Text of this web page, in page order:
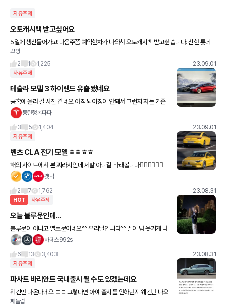
자유주제
오토캐시백 받고싶어요
5일에 생산들어가고 다음주쯤 예약한차가 나와서 오토캐시백 받고싶습니다. 신한 롯데
삼성카드 사용중이고 3016만원 결제할 예정이에요
꼬잉
2
1 1,225 23.09.01
자유주제
테슬라 모델 3 하이랜드 유출 됐네요
공홈에 올라 갈 사진 같네요 아직 뇌이징이 안돼서 그런지 저는 기존
모3이 더 예뻐 보이네요
동탄행복파파
3
5 1,404 23.09.01
자유주제
벤츠 CLA 전기 모델 ㅎㅎㅎㅎ
해외 사이트에서 본 찌라시인데 제발 아니길 바래봅니다🤦🏻‍♂️🤦🏻‍♂️
🤦🏻‍♂️🤦🏻‍♂️ 일단 전기랑 일반은 다 나오는거 같네요
겟덕
2
7 1,762 23.08.31
HOT 자유주제
오늘 블루문인데...
블루문이 아니고 옐로문이네요^^ 우리딸입니다^^ 딸이 넘 웃기게 나
와서 걍 올려봅니다. 아파트 사이로 엄청 크고 빛나는데 사진은 별루
하데스992s
6
13 3,403 23.08.31
자유주제
파사트 바리안트 국내출시 될 수도 있겠는데요
웨건만 나온다네요 ㄷㄷ 그렇다면 아예 출시를 안하던지 웨건만 나오
던지.. 지금 중형 웨건이 v60cc 하나 뿐인데 소나타급 웨건이 대중차
째둘럽